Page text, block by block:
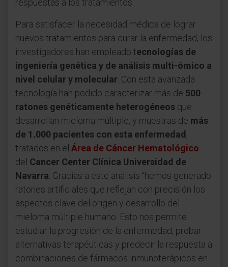
respuestas a los tratamientos.
Para satisfacer la necesidad médica de lograr
nuevos tratamientos para curar la enfermedad, los
investigadores han empleado tecnologías de
ingeniería genética y de análisis multi-ómico a
nivel celular y molecular. Con esta avanzada
tecnología han podido caracterizar más de 500
ratones genéticamente heterogéneos que
desarrollan mieloma múltiple, y muestras de más
de 1.000 pacientes con esta enfermedad ,
tratados en el Área de Cáncer Hematológico
del Cancer Center Clínica Universidad de
Navarra. Gracias a este análisis “hemos generado
ratones artificiales que reflejan con precisión los
aspectos clave del origen y desarrollo del
mieloma múltiple humano. Esto nos permite
estudiar la progresión de la enfermedad, probar
alternativas terapéuticas y predecir la respuesta a
combinaciones de fármacos inmunoterápicos en